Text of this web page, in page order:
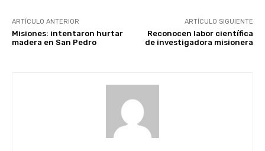
ARTÍCULO ANTERIOR
Misiones: intentaron hurtar
madera en San Pedro
ARTÍCULO SIGUIENTE
Reconocen labor científica
de investigadora misionera